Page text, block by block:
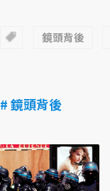
鏡頭背後
# 鏡頭背後